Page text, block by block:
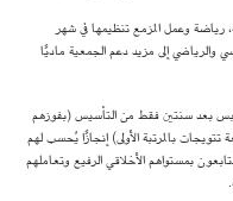
رياضة وعمل المزمع تنظيمها في شهر
والرياضي إلى مزيد دعم الجمعية ماديًا
بعد سنتين فقط من التأسيس (بفوزهم
بالمرتبة الأولى) إنجازًا يُحسب لهم
بمستواهم الأخلاقي الرفيع وتعاملهم